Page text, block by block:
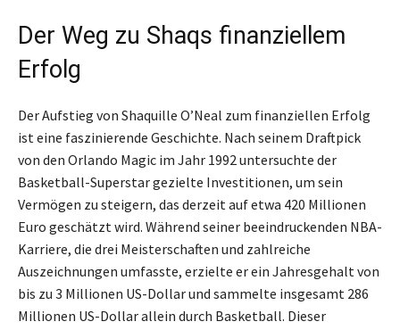
Der Weg zu Shaqs finanziellem
Erfolg
Der Aufstieg von Shaquille O’Neal zum finanziellen Erfolg
ist eine faszinierende Geschichte. Nach seinem Draftpick
von den Orlando Magic im Jahr 1992 untersuchte der
Basketball-Superstar gezielte Investitionen, um sein
Vermögen zu steigern, das derzeit auf etwa 420 Millionen
Euro geschätzt wird. Während seiner beeindruckenden NBA-
Karriere, die drei Meisterschaften und zahlreiche
Auszeichnungen umfasste, erzielte er ein Jahresgehalt von
bis zu 3 Millionen US-Dollar und sammelte insgesamt 286
Millionen US-Dollar allein durch Basketball. Dieser